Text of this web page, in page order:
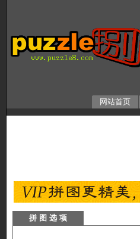
网站首页
拼 图 选 项